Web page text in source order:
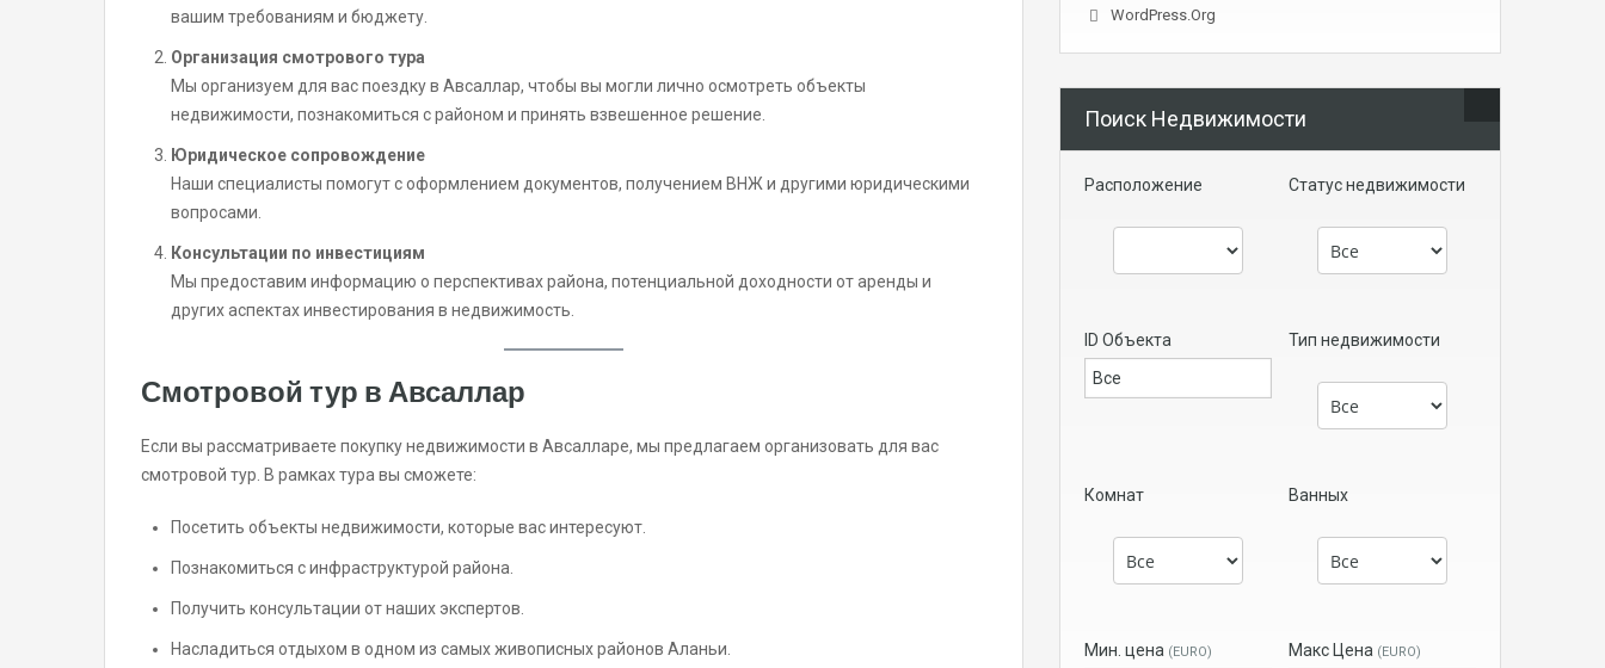
вашим требованиям и бюджету.
Организация смотрового тура
Мы организуем для вас поездку в Авсаллар, чтобы вы могли лично осмотреть объекты
недвижимости, познакомиться с районом и принять взвешенное решение.
Юридическое сопровождение
Наши специалисты помогут с оформлением документов, получением ВНЖ и другими юридическими
вопросами.
Консультации по инвестициям
Мы предоставим информацию о перспективах района, потенциальной доходности от аренды и
других аспектах инвестирования в недвижимость.
Смотровой тур в Авсаллар
Если вы рассматриваете покупку недвижимости в Авсалларе, мы предлагаем организовать для вас
смотровой тур. В рамках тура вы сможете:
Посетить объекты недвижимости, которые вас интересуют.
Познакомиться с инфраструктурой района.
Получить консультации от наших экспертов.
Насладиться отдыхом в одном из самых живописных районов Аланьи.
WordPress.org
Поиск Недвижимости
Расположение Статус недвижимости
ID Объекта Тип недвижимости
Комнат Ванных
Мин. цена (EURO) Макс Цена (EURO)